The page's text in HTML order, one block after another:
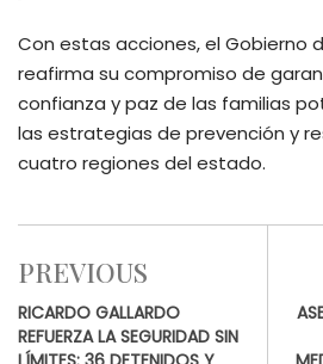
Con estas acciones, el Gobierno
reafirma su compromiso de
confianza y paz de las familias
las estrategias de prevención y
cuatro regiones del estado.
PREVIOUS
RICARDO GALLARDO
REFUERZA LA SEGURIDAD SIN